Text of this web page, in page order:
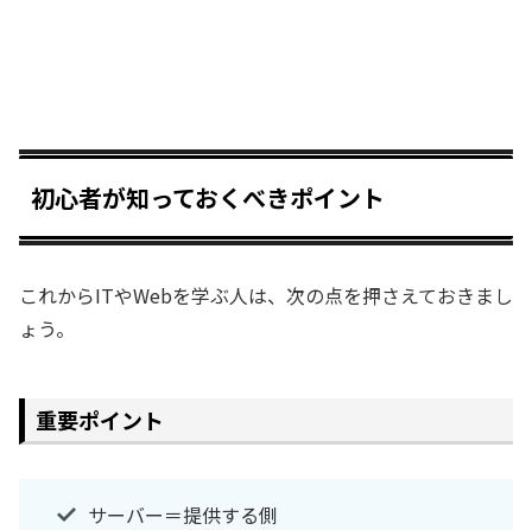
初心者が知っておくべきポイント
これからITやWebを学ぶ人は、次の点を押さえておきまし
ょう。
重要ポイント
サーバー＝提供する側